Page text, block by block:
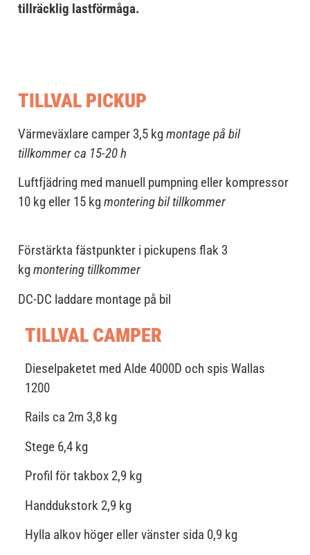
tillräcklig lastförmåga.
TILLVAL PICKUP
Värmeväxlare camper 3,5 kgmontage på bil
tillkommer ca 15-20 h
Luftfjädring med manuell pumpning eller kompressor
10 kg eller 15 kgmontering bil tillkommer
Förstärkta fästpunkter i pickupens flak 3
kgmontering tillkommer
DC-DC laddare montage på bil
TILLVAL CAMPER
Dieselpaketet med Alde 4000D och spis Wallas
1200
Rails ca 2m 3,8 kg
Stege 6,4 kg
Profil för takbox 2,9 kg
Handdukstork 2,9 kg
Hylla alkov höger eller vänster sida 0,9 kg